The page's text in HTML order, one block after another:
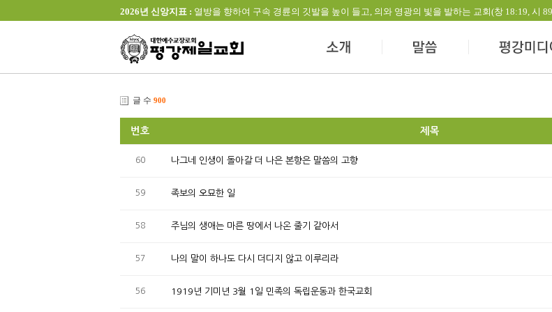
2026년 신앙지표 : 열방을 향하여 구속 경륜의 깃발을 높이 들고, 의와 영광의 빛을 발하는 교회(창 18:19, 시
글 수 900
번호 제목
60 나그네 인생이 돌아갈 더 나은 본향은 말씀의 고향
59 족보의 오묘한 일
58 주님의 생애는 마른 땅에서 나온 줄기 같아서
57 나의 말이 하나도 다시 더디지 않고 이루리라
56 1919년 기미년 3월 1일 민족의 독립운동과 한국교회